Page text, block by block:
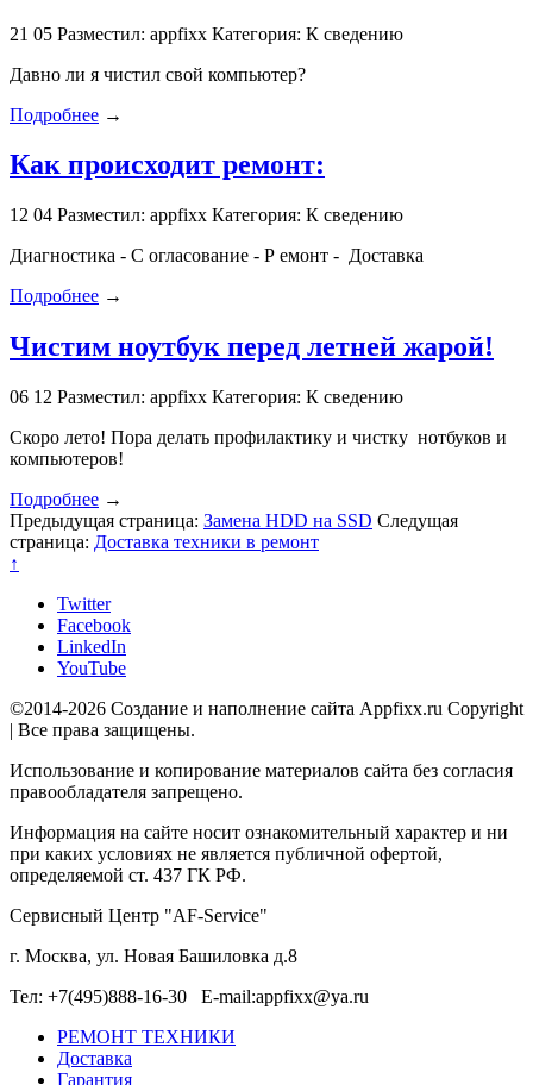
21 05 Разместил: appfixx Категория: К сведению
Давно ли я чистил свой компьютер?
Подробнее →
Как происходит ремонт:
12 04 Разместил: appfixx Категория: К сведению
Диагностика - С огласование - Р емонт - Доставка
Подробнее →
Чистим ноутбук перед летней жарой!
06 12 Разместил: appfixx Категория: К сведению
Скоро лето! Пора делать профилактику и чистку нотбуков и
компьютеров!
Подробнее →
Предыдущая страница: Замена HDD на SSD Следущая
страница: Доставка техники в ремонт
↑
Twitter
Facebook
LinkedIn
YouTube
©2014-2026 Создание и наполнение сайта Appfixx.ru Copyright
| Все права защищены.
Использование и копирование материалов сайта без согласия
правообладателя запрещено.
Информация на сайте носит ознакомительный характер и ни
при каких условиях не является публичной офертой,
определяемой ст. 437 ГК РФ.
Сервисный Центр "AF-Service"
г. Москва, ул. Новая Башиловка д.8
Тел: +7(495)888-16-30 E-mail:appfixx@ya.ru
РЕМОНТ ТЕХНИКИ
Доставка
Гарантия